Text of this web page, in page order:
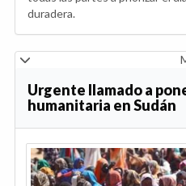
duradera.
Urgente llamado a
humanitaria en Sudán